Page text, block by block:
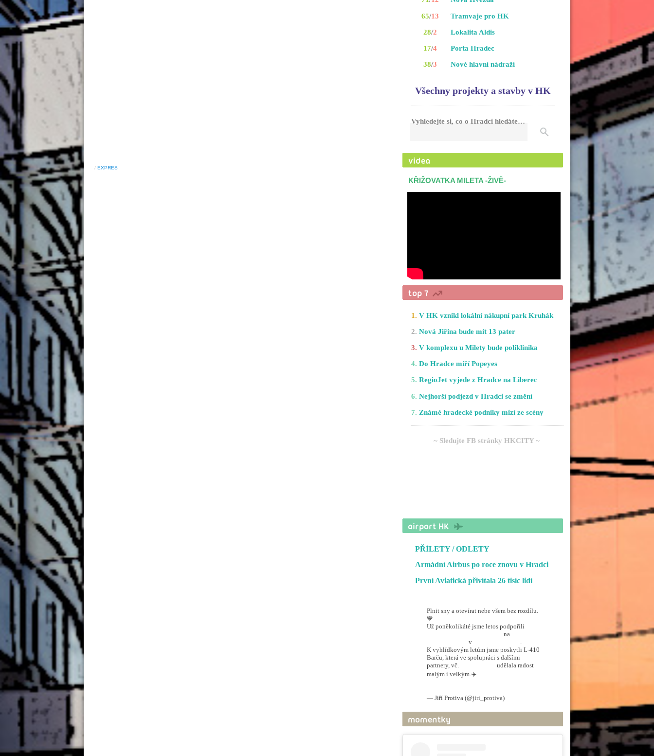
/ EXPRES
65/13
28/2
17/4
38/3
Tramvaje pro HK
Lokalita Aldis
Porta Hradec
Nové hlavní nádraží
Všechny projekty a stavby v HK
Vyhledejte si, co o Hradci hledáte…
KŘIŽOVATKA MILETA -ŽIVĚ-
1. V HK vznikl lokální nákupní park Kruhák
2. Nová Jiřina bude mít 13 pater
3. V komplexu u Milety bude poliklinika
4. Do Hradce míří Popeyes
5. RegioJet vyjede z Hradce na Liberec
6. Nejhorší podjezd v Hradci se změní
7. Známé hradecké podniky mizí ze scény
~ Sledujte FB stránky HKCITY ~
PŘÍLETY / ODLETY
Armádní Airbus po roce znovu v Hradci
První Aviatická přivítala 26 tisíc lidí
Plnit sny a otevírat nebe všem bez rozdílu.
💙
Už poněkolikáté jsme letos podpořili
na
v
.
K vyhlídkovým letům jsme poskytli L-410
Barču, která ve spolupráci s dalšími
partnery, vč.
udělala radost
malým i velkým.✈️
— Jiří Protiva (@jiri_protiva)